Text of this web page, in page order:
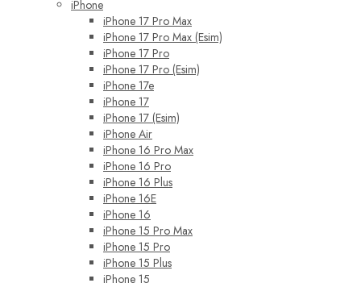
iPhone
iPhone 17 Pro Max
iPhone 17 Pro Max (Esim)
iPhone 17 Pro
iPhone 17 Pro (Esim)
iPhone 17e
iPhone 17
iPhone 17 (Esim)
iPhone Air
iPhone 16 Pro Max
iPhone 16 Pro
iPhone 16 Plus
iPhone 16E
iPhone 16
iPhone 15 Pro Max
iPhone 15 Pro
iPhone 15 Plus
iPhone 15